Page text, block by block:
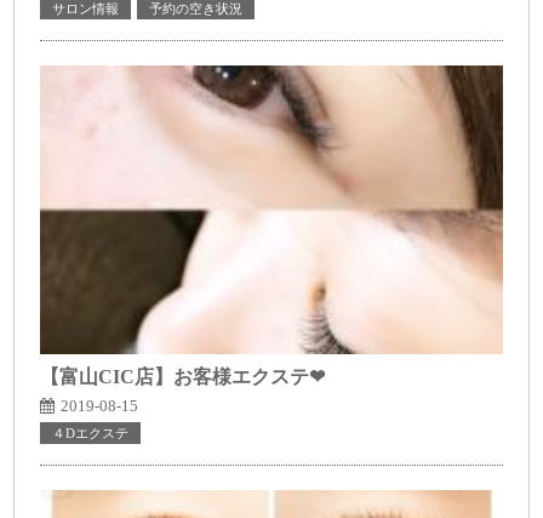
サロン情報 予約の空き状況
【富山CIC店】お客様エクステ❤
2019-08-15
４Dエクステ